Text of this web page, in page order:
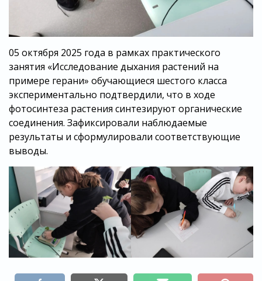
05 октября 2025 года в рамках практического
занятия «Исследование дыхания растений на
примере герани» обучающиеся шестого класса
экспериментально подтвердили, что в ходе
фотосинтеза растения синтезируют органические
соединения. Зафиксировали наблюдаемые
результаты и сформулировали соответствующие
выводы.